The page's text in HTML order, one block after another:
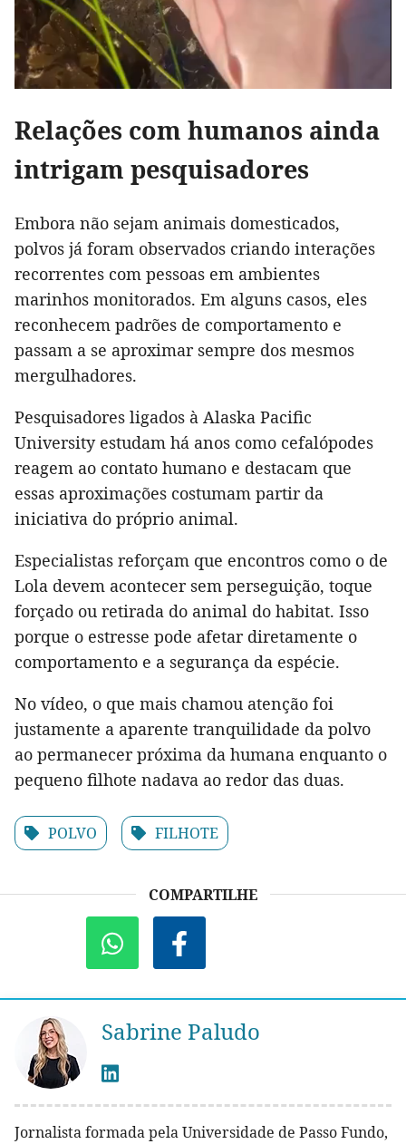
Relações com humanos ainda
intrigam pesquisadores
Embora não sejam animais domesticados,
polvos já foram observados criando interações
recorrentes com pessoas em ambientes
marinhos monitorados. Em alguns casos, eles
reconhecem padrões de comportamento e
passam a se aproximar sempre dos mesmos
mergulhadores.
Pesquisadores ligados à Alaska Pacific
University estudam há anos como cefalópodes
reagem ao contato humano e destacam que
essas aproximações costumam partir da
iniciativa do próprio animal.
Especialistas reforçam que encontros como o de
Lola devem acontecer sem perseguição, toque
forçado ou retirada do animal do habitat. Isso
porque o estresse pode afetar diretamente o
comportamento e a segurança da espécie.
No vídeo, o que mais chamou atenção foi
justamente a aparente tranquilidade da polvo
ao permanecer próxima da humana enquanto o
pequeno filhote nadava ao redor das duas.
POLVO FILHOTE
COMPARTILHE
Sabrine Paludo
Jornalista formada pela Universidade de Passo Fundo,